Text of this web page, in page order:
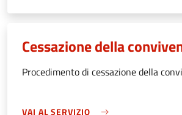
Cessazione della
Procedimento di cessazione della
VAI AL SERVIZIO